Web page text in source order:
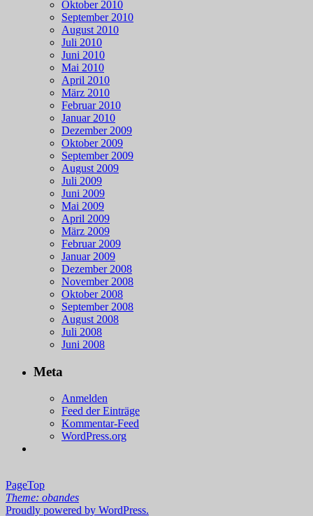
Oktober 2010
September 2010
August 2010
Juli 2010
Juni 2010
Mai 2010
April 2010
März 2010
Februar 2010
Januar 2010
Dezember 2009
Oktober 2009
September 2009
August 2009
Juli 2009
Juni 2009
Mai 2009
April 2009
März 2009
Februar 2009
Januar 2009
Dezember 2008
November 2008
Oktober 2008
September 2008
August 2008
Juli 2008
Juni 2008
Meta
Anmelden
Feed der Einträge
Kommentar-Feed
WordPress.org
PageTop
Theme: obandes
Proudly powered by WordPress.